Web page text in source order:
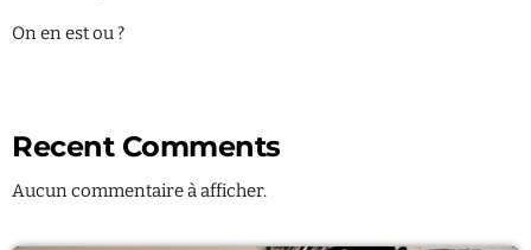
On en est ou ?
Recent Comments
Aucun commentaire à afficher.